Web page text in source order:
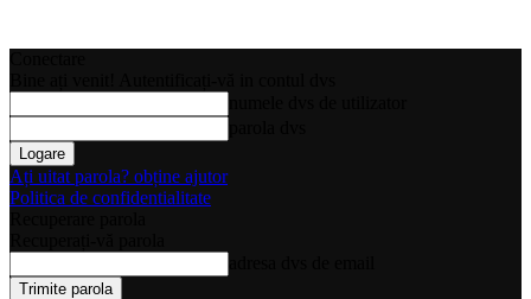
Ați uitat parola? obține ajutor
Politica de confidentialitate